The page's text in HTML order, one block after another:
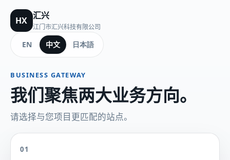
HX 汇兴
江门市汇兴科技有限公司
EN 中文 日本語
BUSINESS GATEWAY
我们聚焦两大业务方向。
请选择与您项目更匹配的站点。
01